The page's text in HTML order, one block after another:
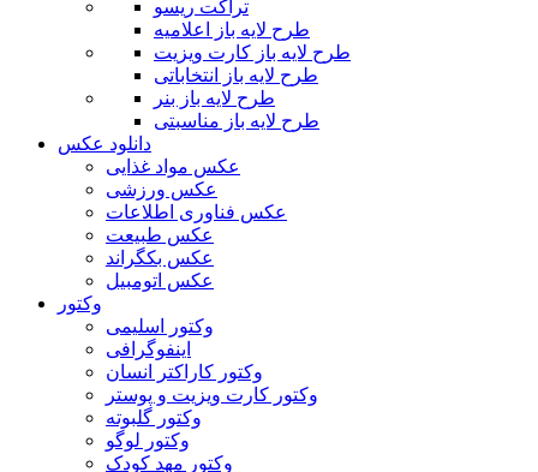
تراکت ریسو
طرح لایه باز اعلامیه
طرح لایه باز کارت ویزیت
طرح لایه باز انتخاباتی
طرح لایه باز بنر
طرح لایه باز مناسبتی
دانلود عکس
عکس مواد غذایی
عکس ورزشی
عکس فناوری اطلاعات
عکس طبیعت
عکس بکگراند
عکس اتومبیل
وکتور
وکتور اسلیمی
اینفوگرافی
وکتور کاراکتر انسان
وکتور کارت ویزیت و پوستر
وکتور گلبوته
وکتور لوگو
وکتور مهد کودک